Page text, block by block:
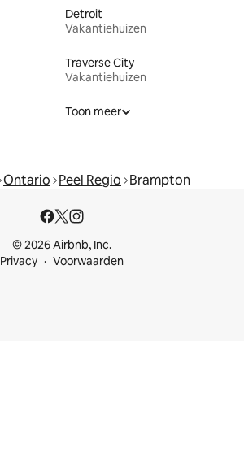
Detroit
Vakantiehuizen
Traverse City
Vakantiehuizen
Toon meer
Ontario Peel Regio Brampton
© 2026 Airbnb, Inc.
Privacy
Voorwaarden